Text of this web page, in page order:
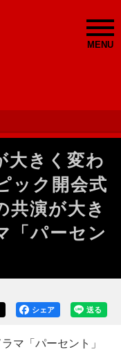
MENU
大きく変わ
ック開会式
共演が大き
パーセン
送る
シェア
マ「パーセント」